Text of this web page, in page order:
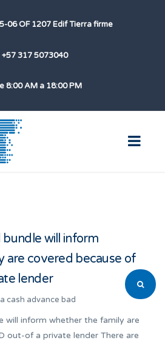
06 OF 1207 Edif Tierra firme
+57 317 5073040
8:00 AM a 18:00 PM
will inform
are covered because of
lender
cash advance bad
will inform whether the family are
out-of a private lender There are